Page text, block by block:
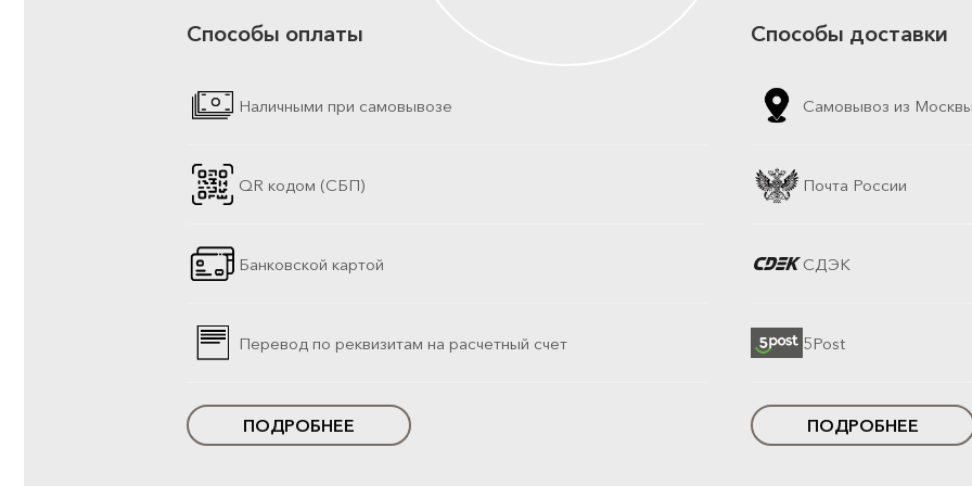
Способы оплаты
Наличными при самовывозе
QR кодом (СБП)
Банковской картой
Перевод по реквизитам на расчетный счет
ПОДРОБНЕЕ
Способы доставки
Самовывоз из
Почта России
СДЭК
5Post
ПОДРОБНЕЕ